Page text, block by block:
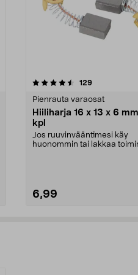
129arvostelut
Pienrauta varaosat
Hiiliharja 16 x 13 x 6
kpl
Jos ruuvinvääntimesi käy
huonommin tai lakkaa
6,99
4.0 viidestä